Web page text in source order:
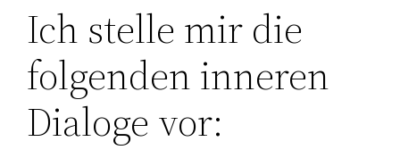
Ich stelle mir die
folgenden inneren
Dialoge vor: